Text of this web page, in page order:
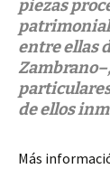
piezas
entre ellas
de ellos
Más